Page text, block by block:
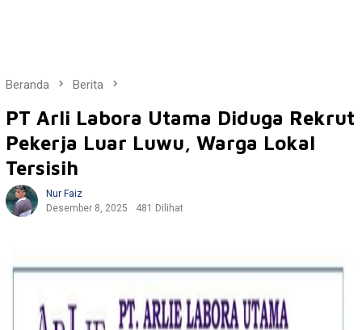
Beranda Berita
PT Arli Labora Utama Diduga Rekrut
Pekerja Luar Luwu, Warga Lokal
Tersisih
Nur Faiz
Desember 8, 2025
481 Dilihat